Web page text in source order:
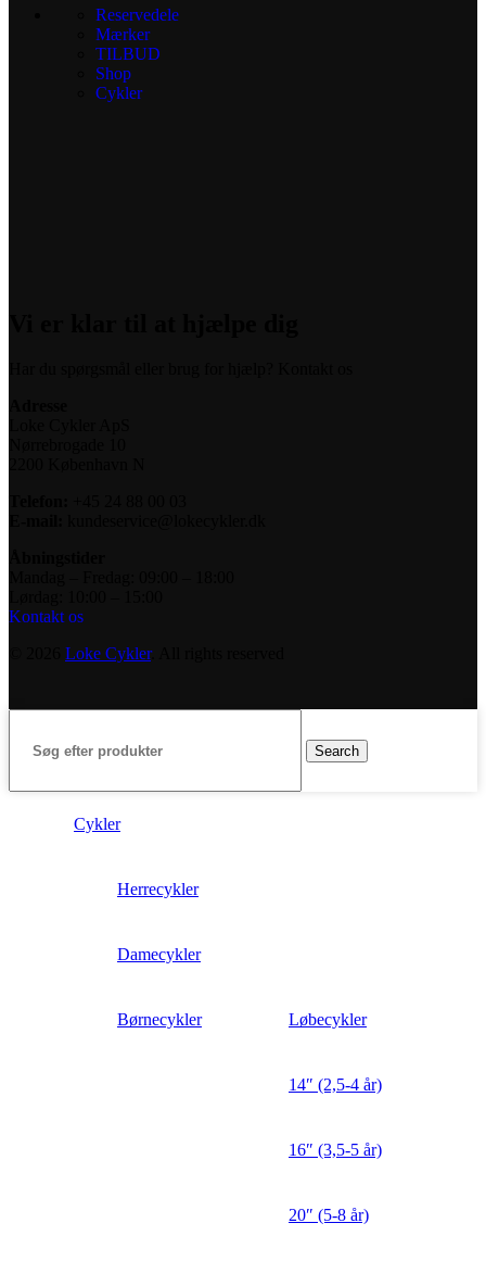
Reservedele
Mærker
TILBUD
Shop
Cykler
Kontakt os
Loke Cykler. All rights reserved
Search
Cykler
Herrecykler
Damecykler
Børnecykler Løbecykler
14″ (2,5-4 år)
16″ (3,5-5 år)
20″ (5-8 år)